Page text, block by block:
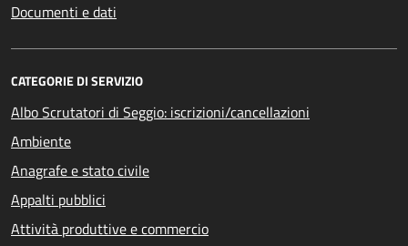
Documenti e dati
CATEGORIE DI SERVIZIO
Albo Scrutatori di Seggio: iscrizioni/cancellazioni
Ambiente
Anagrafe e stato civile
Appalti pubblici
Attività produttive e commercio